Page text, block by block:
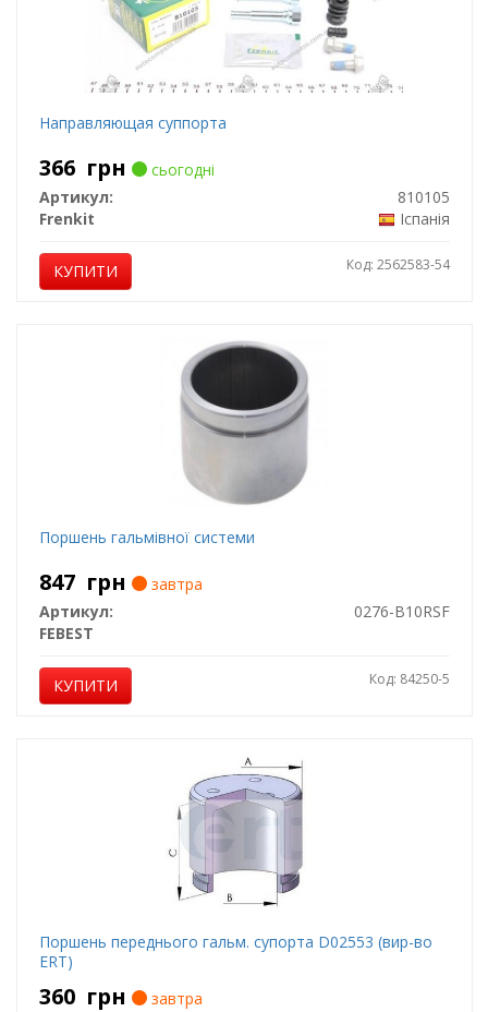
Направляющая суппорта
366 грн
сьогодні
Артикул:
810105
Frenkit
Іспанія
КУПИТИ Код: 2562583-54
Поршень гальмівної системи
847 грн
завтра
Артикул:
0276-B10RSF
FEBEST
КУПИТИ Код: 84250-5
Поршень переднього гальм. супорта D02553 (вир-во
ERT)
360 грн
завтра